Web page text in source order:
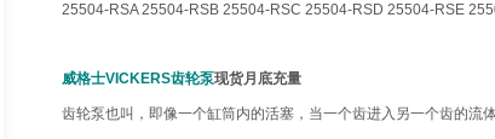
25504-RSA 25504-RSB 25504-RSC 25504-RSD 25504-RSE
威格士VICKERS齿轮泵现货月底充量
齿轮泵也叫，即像一个缸筒内的活塞，当一个齿进入另一个齿的流